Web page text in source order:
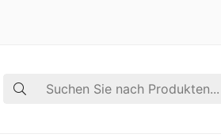
Suche